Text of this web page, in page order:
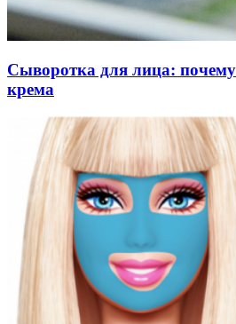
Сыворотка для лица: почему
крема